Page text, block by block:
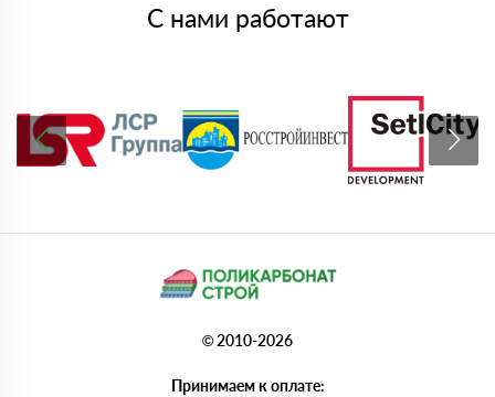
С нами работают
© 2010-2026
Принимаем к оплате: